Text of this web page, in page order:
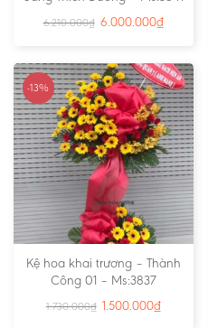
6.210.000₫ 6.000.000₫
-13%
Kệ hoa khai trương – Thành
Công 01 – Ms:3837
1.730.000₫ 1.500.000₫